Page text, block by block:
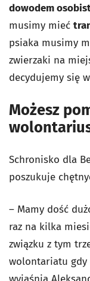
dowodem
musimy mieć
psiaka musimy
zwierzaki na
decydujemy się
Możesz
Schronisko dla
poszukuje
– Mamy dość
raz na kilka
związku z tym
wolontariatu gdy